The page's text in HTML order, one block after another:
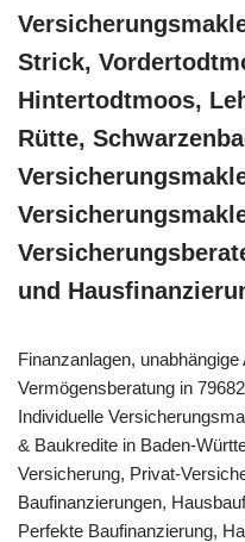
Strick,
Hintertodtmoos,
Rütte,
und
Finanzanlagen,
Vermögensberatung in
Individuelle
& Baukredite in Baden-
Versicherung, Privat-
Baufinanzierungen,
Perfekte Baufinanzierung,